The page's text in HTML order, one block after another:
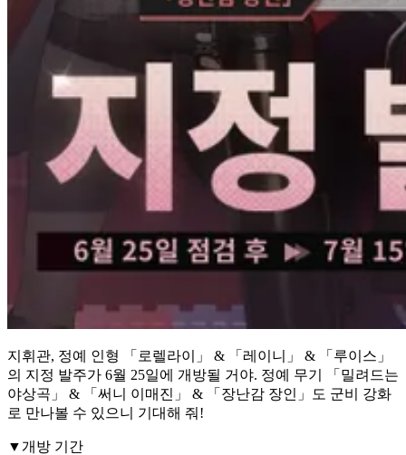
지휘관, 정예 인형 「로렐라이」 & 「레이니」 & 「루이스」
의 지정 발주가 6월 25일에 개방될 거야. 정예 무기 「밀려드는
야상곡」 & 「써니 이매진」 & 「장난감 장인」도 군비 강화
로 만나볼 수 있으니 기대해 줘!
▼개방 기간